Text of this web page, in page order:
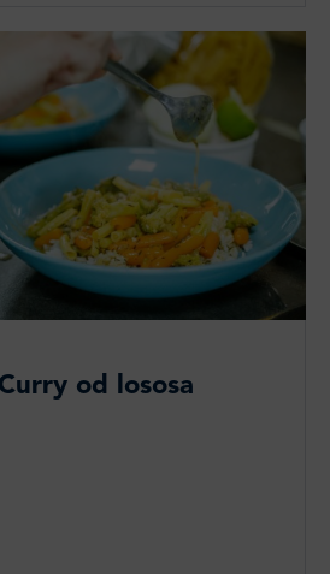
od lososa